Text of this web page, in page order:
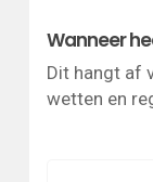
Wanneer
Dit hangt af
wetten en